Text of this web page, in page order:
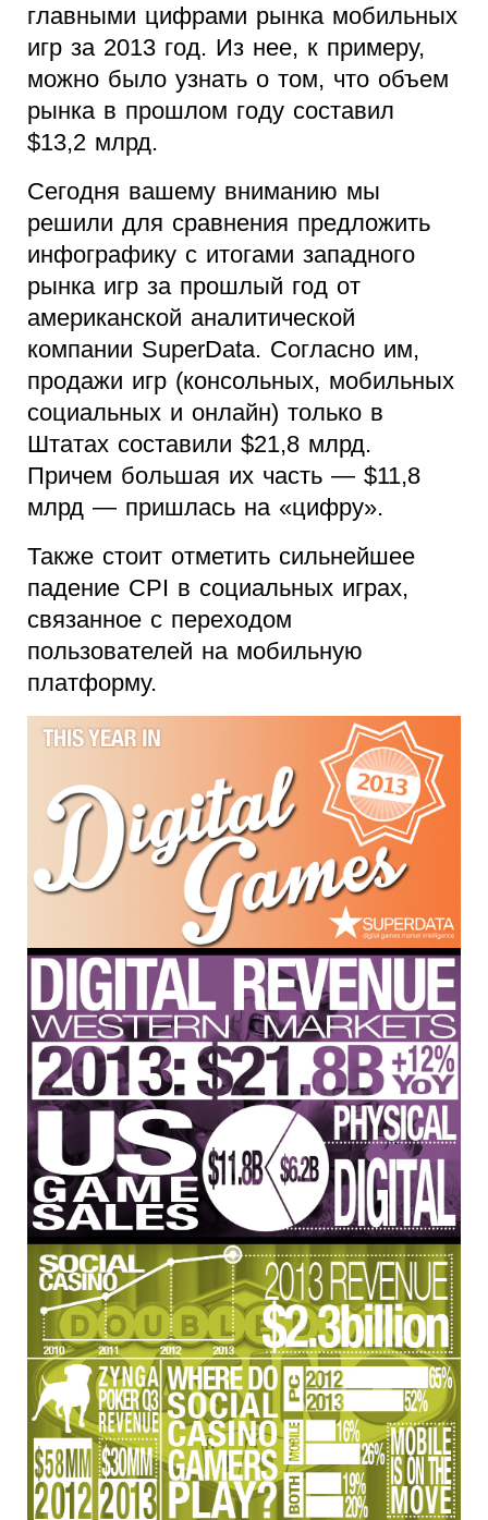
главными цифрами рынка мобильных
игр за 2013 год. Из нее, к примеру,
можно было узнать о том, что объем
рынка в прошлом году составил
$13,2 млрд.
Сегодня вашему вниманию мы
решили для сравнения предложить
инфографику с итогами западного
рынка игр за прошлый год от
американской аналитической
компании SuperData. Согласно им,
продажи игр (консольных, мобильных
социальных и онлайн) только в
Штатах составили $21,8 млрд.
Причем большая их часть — $11,8
млрд — пришлась на «цифру».
Также стоит отметить сильнейшее
падение CPI в социальных играх,
связанное с переходом
пользователей на мобильную
платформу.